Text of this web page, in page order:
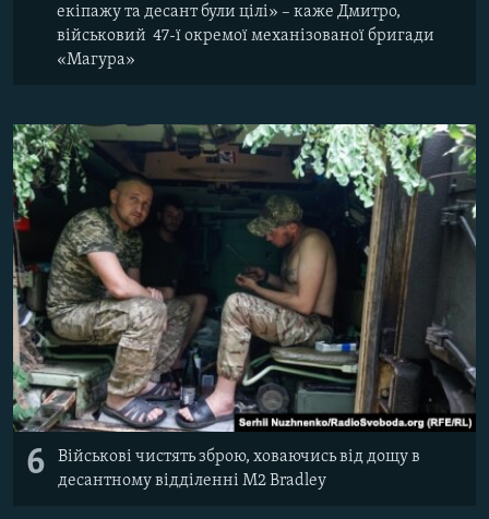
екіпажу та десант були цілі» – каже Дмитро,
військовий 47-ї окремої механізованої бригади
«Магура»
6
Військові чистять зброю, ховаючись від дощу в
десантному відділенні M2 Bradley